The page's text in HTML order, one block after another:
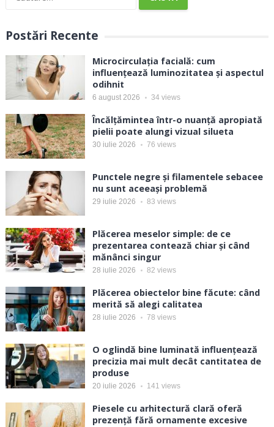
Postări Recente
Microcirculația facială: cum
influențează luminozitatea și aspectul
odihnit
6 august 2026 34 views
Încălțămintea într-o nuanță apropiată
pielii poate alungi vizual silueta
30 iulie 2026 76 views
Punctele negre și filamentele sebacee
nu sunt aceeași problemă
29 iulie 2026 83 views
Plăcerea meselor simple: de ce
prezentarea contează chiar și când
mănânci singur
28 iulie 2026 82 views
Plăcerea obiectelor bine făcute: când
merită să alegi calitatea
28 iulie 2026 78 views
O oglindă bine luminată influențează
precizia mai mult decât cantitatea de
produse
20 iulie 2026 141 views
Piesele cu arhitectură clară oferă
prezență fără ornamente excesive